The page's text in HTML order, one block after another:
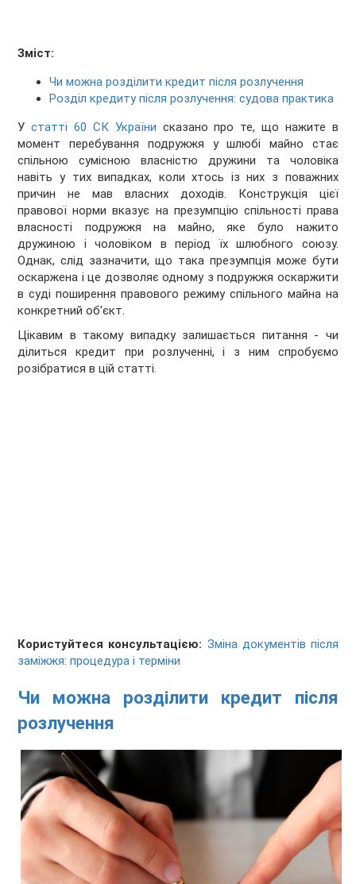
Зміст:
Чи можна розділити кредит після розлучення
Розділ кредиту після розлучення: судова практика
Устатті 60 СК України сказано про те, що нажите в
момент перебування подружжя у шлюбі майно стає
спільною сумісною власністю дружини та чоловіка
навіть у тих випадках, коли хтось із них з поважних
причин не мав власних доходів. Конструкція цієї
правової норми вказує на презумпцію спільності права
власності подружжя на майно, яке було нажито
дружиною і чоловіком в період їх шлюбного союзу.
Однак, слід зазначити, що така презумпція може бути
оскаржена і це дозволяє одному з подружжя оскаржити
в суді поширення правового режиму спільного майна на
конкретний об'єкт.
Цікавим в такому випадку залишається питання - чи
ділиться кредит при розлученні, і з ним спробуємо
розібратися в цій статті.
Користуйтеся консультацією: Зміна документів після
заміжжя: процедура і терміни
Чи можна розділити кредит після
розлучення